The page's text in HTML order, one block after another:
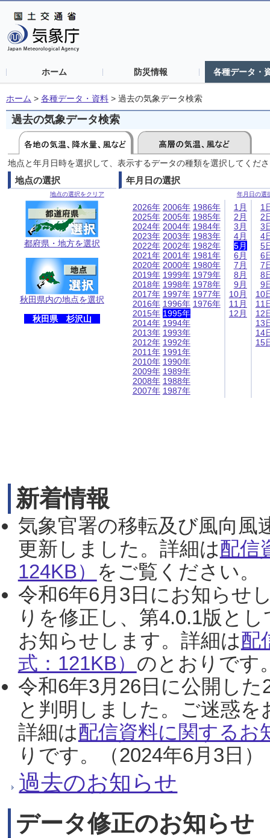
ホーム 防災情報 各種データ・
ホーム > 各種データ・資料 > 過去の気象データ検索
過去の気象データ検索
地点と年月日時を選択して、表示するデータの種類を選択してくだ
地点の選択
地点の選択をクリア
都府県・地方を選択
秋田県内の地点を選択
秋田県 杉沢山
年月日の選択
年月日の選
2026年
2025年
2024年
2023年
2022年
2021年
2020年
2019年
2018年
2017年
2016年
2015年
2014年
2013年
2012年
2011年
2010年
2009年
2008年
2007年
2006年
2005年
2004年
2003年
2002年
2001年
2000年
1999年
1998年
1997年
1996年
1995年
1994年
1993年
1992年
1991年
1990年
1989年
1988年
1987年
1986年
1985年
1984年
1983年
1982年
1981年
1980年
1979年
1978年
1977年
1976年
1月
2月
3月
4月
5月
6月
7月
8月
9月
10月
11月
12月
1
2
3
4
5
6
7
8
9
10
11
12
13
14
15
新着情報
気象官署の移転及び風向風
更新しました。詳細は配信
124KB） をご覧ください。
令和6年6月3日にお知らせ
りを修正し、第4.0.1版と
お知らせします。詳細は配
式：121KB） のとおりです
令和6年3月26日に公開し
と判明しました。ご迷惑
詳細は配信資料に関するお
りです。（2024年6月3日）
過去のお知らせ
データ修正のお知らせ